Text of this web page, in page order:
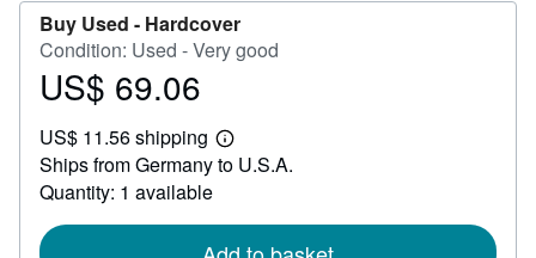
Buy Used - Hardcover
Condition: Used - Very good
Price
69.06
US$ 69.06
US$ 11.56 shipping
Learn
more
Ships from Germany to U.S.A.
Quantity: 1 available